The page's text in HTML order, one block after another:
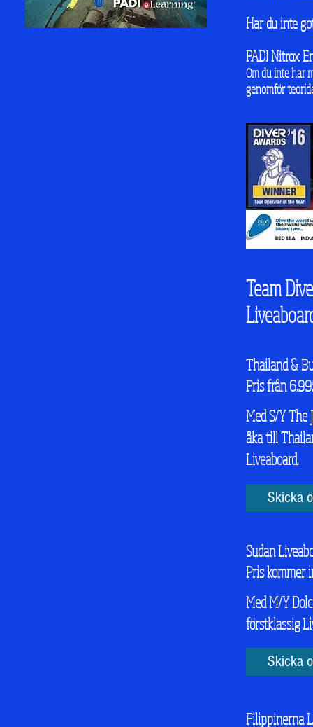
Har du inte
PADI Nitrox
Om du inte har
genomför
Team
Thailand &
Pris från
Med S/Y The
åka till
Liveaboard.
Skicka
Sudan
Pris kommer
Med M/Y
förstklassig
Skicka
Filippinerna